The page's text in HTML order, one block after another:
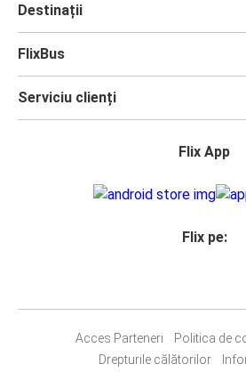
Destinații
FlixBus
Serviciu clienți
Flix App
Flix pe:
Acces Parteneri
Politica de
Drepturile călătorilor